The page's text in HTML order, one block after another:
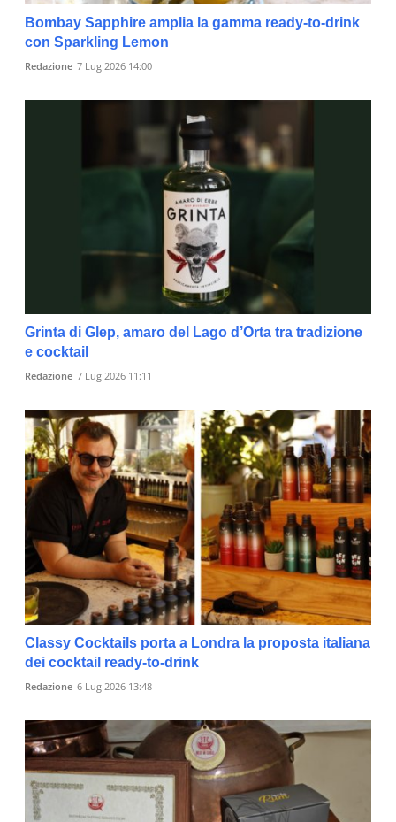
Bombay Sapphire amplia la gamma ready-to-drink
con Sparkling Lemon
Redazione 7 Lug 2026 14:00
Grinta di Glep, amaro del Lago d’Orta tra tradizione
e cocktail
Redazione 7 Lug 2026 11:11
Classy Cocktails porta a Londra la proposta italiana
dei cocktail ready-to-drink
Redazione 6 Lug 2026 13:48